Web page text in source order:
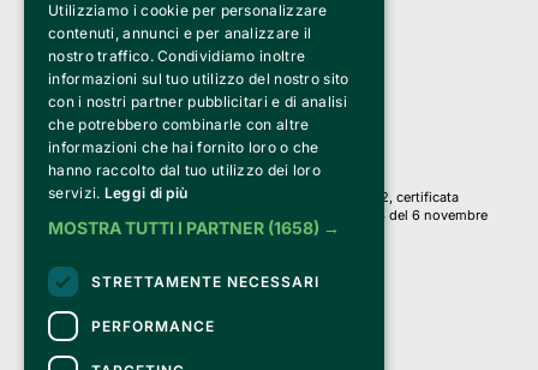
Clappit è un marchio di proprietà di:
Bemils Srl
a Socio Unico
Via Fosse Ardeatine, 4 -20092 Cinisello Balsamo (MI)
PI 05589050961
Iscr. C.C.I.A.A. Milano R.E.A. 1833471
© 2010-2025 Bemils Srl - Tutti i diritti riservati
Credits:
Clappit è basato sulla piattaforma di biglietteria Belive 6.2, certificata
dall’Agenzia delle Entrate con protocollo n. 2025/445474 del 6 novembre
2025.
Su Clappit i tuoi acquisti ed i tuoi dati
sono sicuri e protetti da un certificato SSL
con crittografia a 128 bit.
Utilizziamo i cookie per personalizzare
contenuti, annunci e per analizzare il
nostro traffico. Condividiamo inoltre
informazioni sul tuo utilizzo del nostro sito
con i nostri partner pubblicitari e di analisi
che potrebbero combinarle con altre
informazioni che hai fornito loro o che
hanno raccolto dal tuo utilizzo dei loro
servizi. Leggi di più
MOSTRA TUTTI I PARTNER (1658) →
STRETTAMENTE NECESSARI
PERFORMANCE